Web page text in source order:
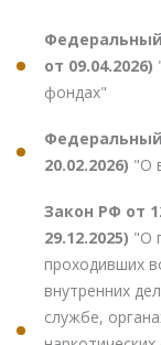
Федеральный
от 09.04.2026)
фондах"
Федеральный
20.02.2026) "О
Закон РФ от
29.12.2025) "О
проходивших
внутренних
службе,